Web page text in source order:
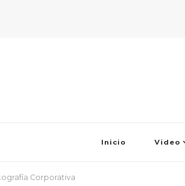
Inicio Video
Corporativa